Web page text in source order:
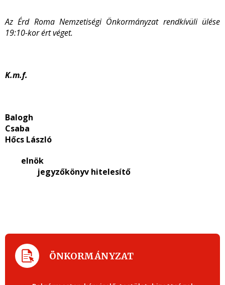
Az Érd Roma Nemzetiségi Önkormányzat rendkívüli ülése
19:10-kor ért véget.
K.m.f.
Balogh
Hőcs László
elnök
jegyzőkönyv hitelesítő
ÖNKORMÁNYZAT